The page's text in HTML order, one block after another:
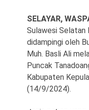
SELAYAR,
Sulawesi Selatan
didampingi oleh
Muh. Basli Ali
Puncak
Kabupaten
(14/9/2024).